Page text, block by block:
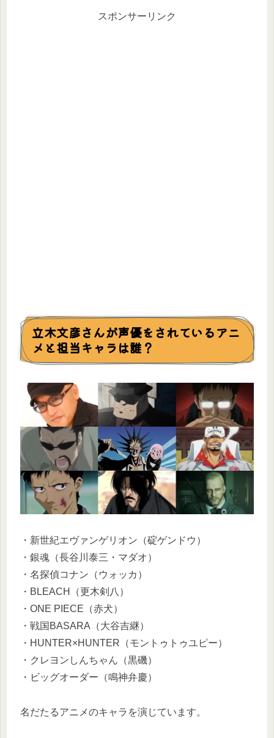
スポンサーリンク
立木文彦さんが声優をされているアニ
メと担当キャラは誰？
・新世紀エヴァンゲリオン（碇ゲンドウ）
・銀魂（長谷川泰三・マダオ）
・名探偵コナン（ウォッカ）
・BLEACH（更木剣八）
・ONE PIECE（赤犬）
・戦国BASARA（大谷吉継）
・HUNTER×HUNTER（モントゥトゥユピー）
・クレヨンしんちゃん（黒磯）
・ビッグオーダー（鳴神弁慶）
名だたるアニメのキャラを演じています。